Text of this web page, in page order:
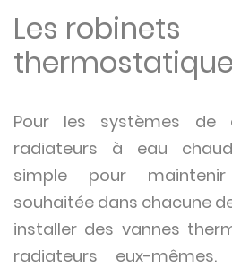
Les robinets
Pour les systèmes de
radiateurs à eau
simple pour
souhaitée dans chacune
installer des vannes
radiateurs eux-